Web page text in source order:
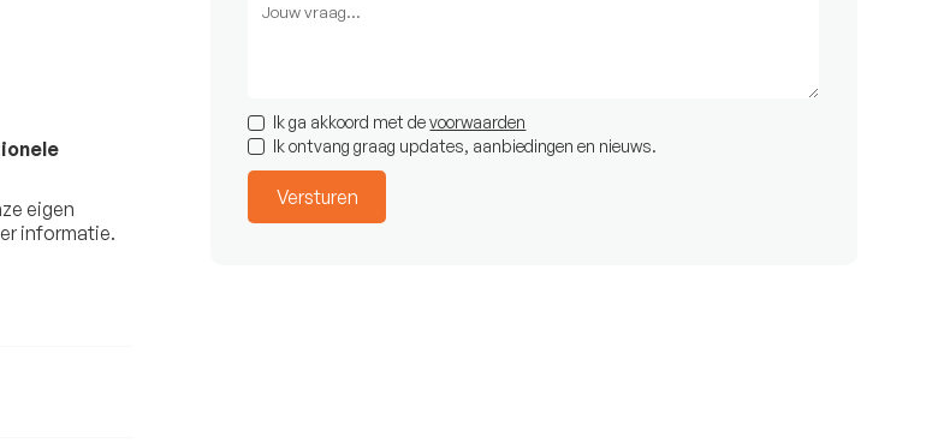
eigen
informatie.
Ik ga akkoord met devoorwaarden
Ik ontvang graag updates, aanbiedingen en nieuws.